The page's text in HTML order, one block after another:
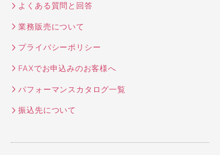
よくある質問と回答
業務販売について
プライバシーポリシー
FAXでお申込みのお客様へ
パフォーマンスカタログ一覧
振込先について